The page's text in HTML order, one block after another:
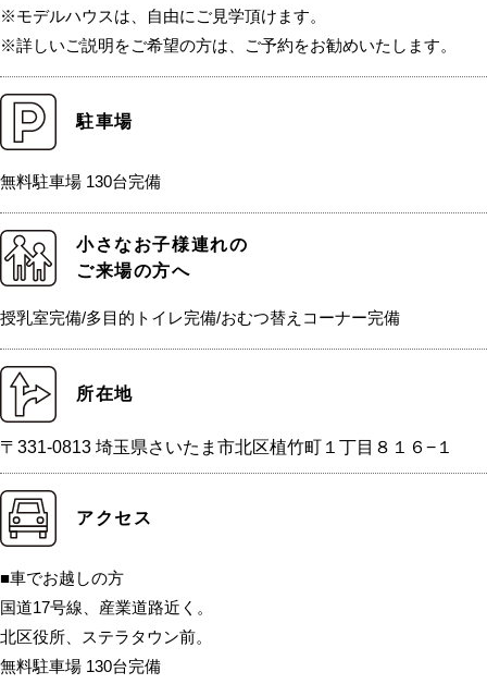
※モデルハウスは、自由にご見学頂けます。
※詳しいご説明をご希望の方は、ご予約をお勧めいたします。
駐車場
無料駐車場 130台完備
小さなお子様連れの
ご来場の方へ
授乳室完備/多目的トイレ完備/おむつ替えコーナー完備
所在地
〒331-0813 埼玉県さいたま市北区植竹町１丁目８１６−１
アクセス
■車でお越しの方
国道17号線、産業道路近く。
北区役所、ステラタウン前。
無料駐車場 130台完備